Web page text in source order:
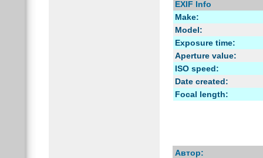
EXIF Info
Make:
Model:
Exposure time:
Aperture value:
ISO speed:
Date created:
Focal length:
Автор: